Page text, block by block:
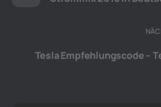
Tesla Empfehlungscode –